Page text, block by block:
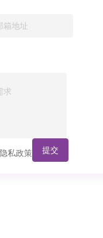
隐私政策 提交